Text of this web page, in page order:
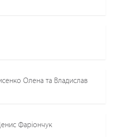
Олена та Владислав
Фаріончук